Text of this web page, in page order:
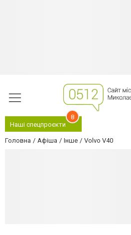
Наші спецпроєкти
8
Головна Афіша Інше Volvo V40